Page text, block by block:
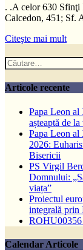
. .A celor 630
Calcedon, 451; Sf.
Citeşte mai mult
Caută
după:
Articole recente
Papa Leon al
așteaptă de
Papa Leon al
2026:
Bisericii
PS Virgil
Domnului:
viața”
Proiectul
integrală prin
Calendar Articole